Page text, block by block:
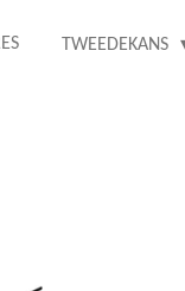
TWEEDEKANS